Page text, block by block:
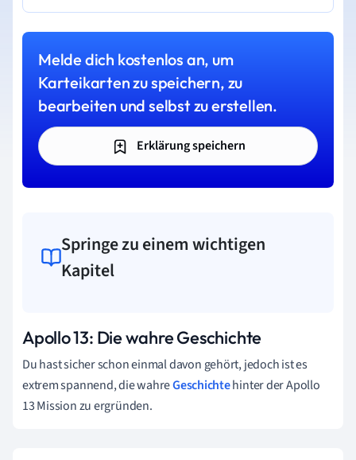
Melde dich kostenlos an, um
Karteikarten zu speichern, zu
bearbeiten und selbst zu erstellen.
Erklärung speichern
Springe zu einem wichtigen
Kapitel
Apollo 13: Die wahre Geschichte
Du hast sicher schon einmal davon gehört, jedoch ist es
extrem spannend, die wahreGeschichtehinter der Apollo
13 Mission zu ergründen.